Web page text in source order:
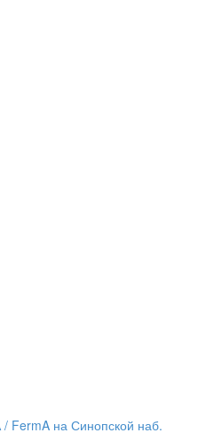
FermA на Синопской наб.